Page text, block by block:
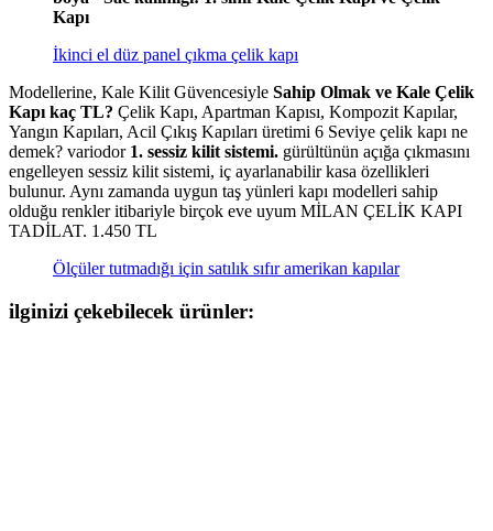
Kapı
İkinci el düz panel çıkma çelik kapı
Modellerine, Kale Kilit Güvencesiyle Sahip Olmak ve Kale Çelik
Kapı kaç TL? Çelik Kapı, Apartman Kapısı, Kompozit Kapılar,
Yangın Kapıları, Acil Çıkış Kapıları üretimi 6 Seviye çelik kapı ne
demek? variodor 1. sessiz kilit sistemi. gürültünün açığa çıkmasını
engelleyen sessiz kilit sistemi, iç ayarlanabilir kasa özellikleri
bulunur. Aynı zamanda uygun taş yünleri kapı modelleri sahip
olduğu renkler itibariyle birçok eve uyum MİLAN ÇELİK KAPI
TADİLAT. 1.450 TL
Ölçüler tutmadığı için satılık sıfır amerikan kapılar
ilginizi çekebilecek ürünler: